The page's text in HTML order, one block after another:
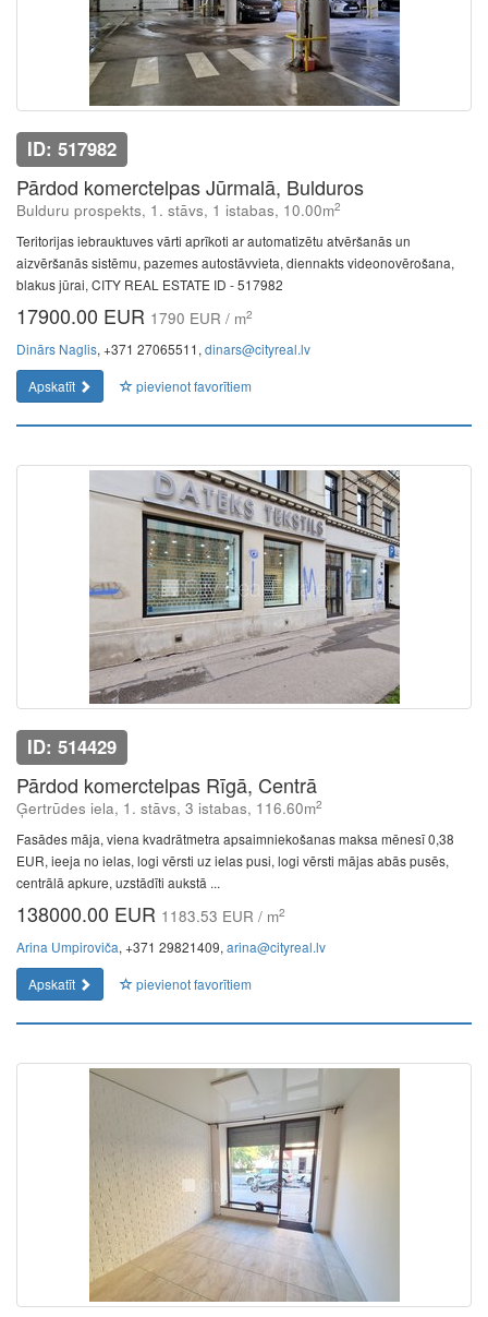
ID: 517982
Pārdod komerctelpas Jūrmalā, Bulduros
Bulduru prospekts, 1. stāvs, 1 istabas, 10.00m2
Teritorijas iebrauktuves vārti aprīkoti ar automatizētu atvēršanās un
aizvēršanās sistēmu, pazemes autostāvvieta, diennakts videonovērošana,
blakus jūrai, CITY REAL ESTATE ID - 517982
17900.00 EUR 1790 EUR / m2
Dinārs Naglis, +371 27065511, dinars@cityreal.lv
Apskatīt
pievienot favorītiem
ID: 514429
Pārdod komerctelpas Rīgā, Centrā
Ģertrūdes iela, 1. stāvs, 3 istabas, 116.60m2
Fasādes māja, viena kvadrātmetra apsaimniekošanas maksa mēnesī 0,38
EUR, ieeja no ielas, logi vērsti uz ielas pusi, logi vērsti mājas abās pusēs,
centrālā apkure, uzstādīti aukstā ...
138000.00 EUR 1183.53 EUR / m2
Arina Umpiroviča, +371 29821409, arina@cityreal.lv
Apskatīt
pievienot favorītiem